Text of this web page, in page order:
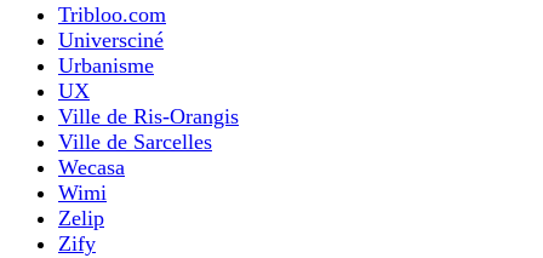
Tribloo.com
Universciné
Urbanisme
UX
Ville de Ris-Orangis
Ville de Sarcelles
Wecasa
Wimi
Zelip
Zify